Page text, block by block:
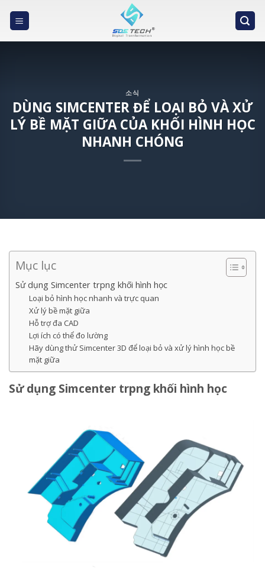
소식
DÙNG SIMCENTER ĐỂ LOẠI BỎ VÀ XỬ
LÝ BỀ MẶT GIỮA CỦA KHỐI HÌNH HỌC
NHANH CHÓNG
Mục lục
Sử dụng Simcenter trpng khối hình học
Loại bỏ hình học nhanh và trực quan
Xử lý bề mặt giữa
Hỗ trợ đa CAD
Lợi ích có thể đo lường
Hãy dùng thử Simcenter 3D để loại bỏ và xử lý hình học bề
mặt giữa
Sử dụng Simcenter trpng khối hình học